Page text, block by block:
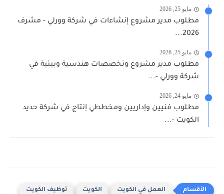
مايو 25, 2026
مطلوب مدير مشروع إنشاءات في شركة وورلي - مشرف
2026...
مايو 25, 2026
مطلوب مدير مشروع وتخصصات هندسية وبيئية في
شركة وورلي -...
مايو 24, 2026
مطلوب فنيين وإداريين ومخططي إنتاج في شركة حديد
الكويت -...
العمل في الكويت الكويت توظيف الكويت